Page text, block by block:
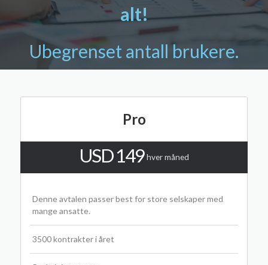
alt!
Ubegrenset antall brukere.
Pro
USD 149hver måned
Denne avtalen passer best for store selskaper med
mange ansatte.
3500 kontrakter i året